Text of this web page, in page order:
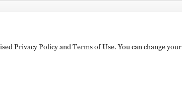
Privacy Policy and Terms of Use. You can change your